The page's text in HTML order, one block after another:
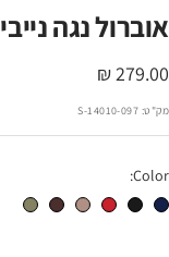
אוברול נגה נייבי
מחיר
בהנחה
279.00 ₪
מק"ט: 14010-097-S
Color:
אוברול נגה נייבי אוברול נגה שחוראוברול נגה אדוםאוברול נגה מוקהאוברול נגה חום שוקולד
אוברול נגה זית